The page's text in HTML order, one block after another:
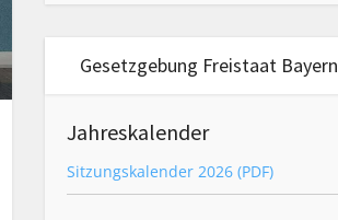
Gesetzgebung Freistaat Bayern
Jahreskalender
Sitzungskalender 2026 (PDF)